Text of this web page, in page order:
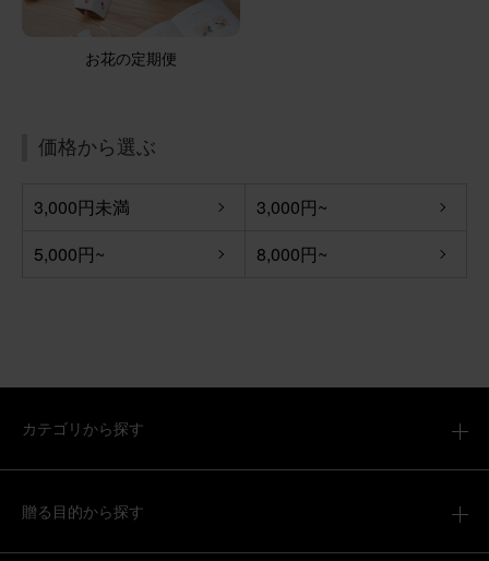
お花の定期便
価格から選ぶ
3,000円未満
3,000円~
5,000円~
8,000円~
カテゴリから探す
贈る目的から探す